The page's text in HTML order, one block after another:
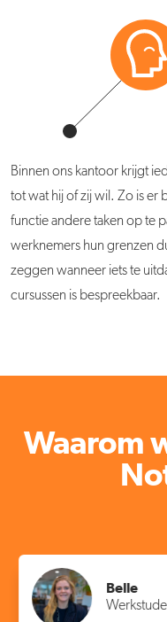
Binnen ons kantoor krijgt
tot wat hij of zij wil. Zo is er
functie andere taken op te
werknemers hun grenzen
zeggen wanneer iets te
cursussen is bespreekbaar.
Waarom
Belle